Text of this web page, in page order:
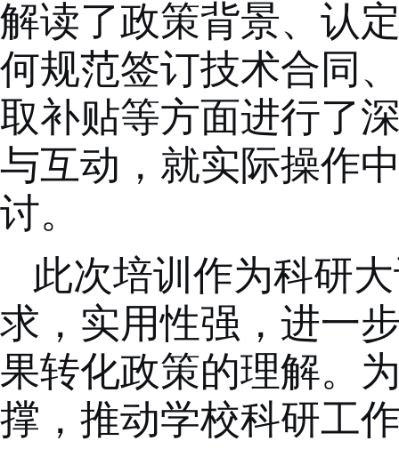
解读了政策背景、认
何规范签订技术合同
取补贴等方面进行了
与互动，就实际操作
讨。
此次培训 作为科研
求， 实用性强，进一
果转化政策的理解。
撑，推动学校科研工